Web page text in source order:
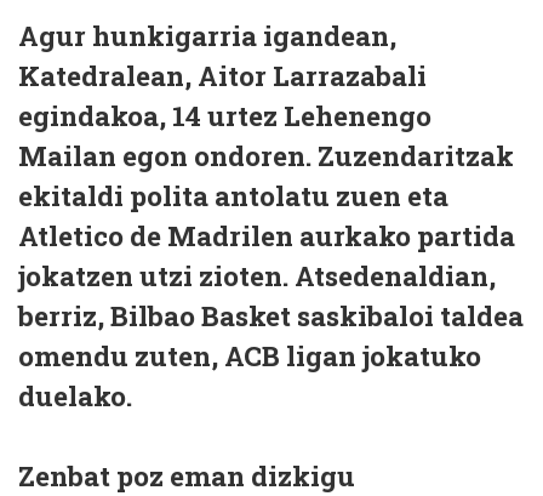
Agur hunkigarria igandean,
Katedralean, Aitor Larrazabali
egindakoa, 14 urtez Lehenengo
Mailan egon ondoren. Zuzendaritzak
ekitaldi polita antolatu zuen eta
Atletico de Madrilen aurkako partida
jokatzen utzi zioten. Atsedenaldian,
berriz, Bilbao Basket saskibaloi taldea
omendu zuten, ACB ligan jokatuko
duelako.
Zenbat poz eman dizkigu